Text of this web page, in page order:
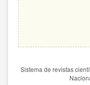
Sistema de revistas